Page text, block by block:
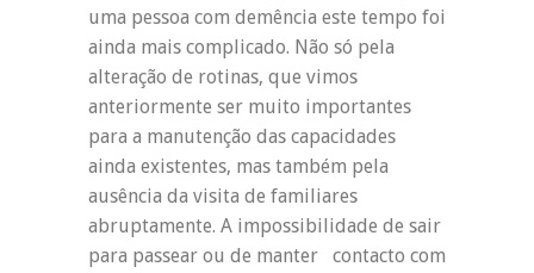
uma pessoa com demência este tempo foi
ainda mais complicado. Não só pela
alteração de rotinas, que vimos
anteriormente ser muito importantes
para a manutenção das capacidades
ainda existentes, mas também pela
ausência da visita de familiares
abruptamente. A impossibilidade de sair
para passear ou de manter contacto com